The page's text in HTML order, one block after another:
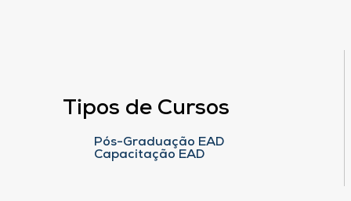
Tipos de Cursos
Pós-Graduação EAD
Capacitação EAD